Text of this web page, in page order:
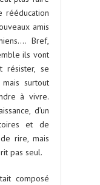
rééducation
amis
Bref,
ils vont
résister, se
mais surtout
à vivre.
d’un
et de
rire, mais
pas seul.
composé